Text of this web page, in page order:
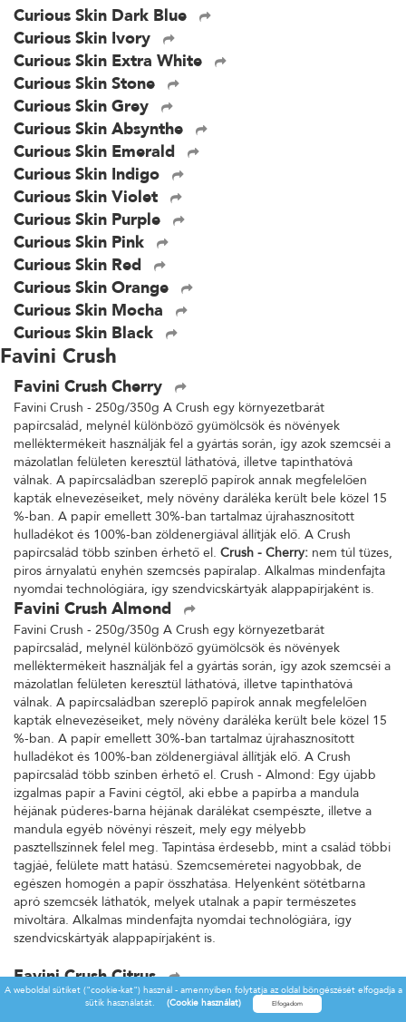
Curious Skin Dark Blue
Curious Skin Ivory
Curious Skin Extra White
Curious Skin Stone
Curious Skin Grey
Curious Skin Absynthe
Curious Skin Emerald
Curious Skin Indigo
Curious Skin Violet
Curious Skin Purple
Curious Skin Pink
Curious Skin Red
Curious Skin Orange
Curious Skin Mocha
Curious Skin Black
Favini Crush
Favini Crush Cherry
Favini Crush - 250g/350g A Crush egy környezetbarát
papírcsalád, melynél különböző gyümölcsök és növények
melléktermékeit használják fel a gyártás során, így azok szemcséi a
mázolatlan felületen keresztül láthatóvá, illetve tapinthatóvá
válnak. A papírcsaládban szereplő papírok annak megfelelően
kapták elnevezéseiket, mely növény daráléka került bele közel 15
%-ban. A papír emellett 30%-ban tartalmaz újrahasznosított
hulladékot és 100%-ban zöldenergiával állítják elő. A Crush
papírcsalád több színben érhető el. Crush - Cherry: nem túl tüzes,
piros árnyalatú enyhén szemcsés papíralap. Alkalmas mindenfajta
nyomdai technológiára, így szendvicskártyák alappapírjaként is.
Favini Crush Almond
Favini Crush - 250g/350g A Crush egy környezetbarát
papírcsalád, melynél különböző gyümölcsök és növények
melléktermékeit használják fel a gyártás során, így azok szemcséi a
mázolatlan felületen keresztül láthatóvá, illetve tapinthatóvá
válnak. A papírcsaládban szereplő papírok annak megfelelően
kapták elnevezéseiket, mely növény daráléka került bele közel 15
%-ban. A papír emellett 30%-ban tartalmaz újrahasznosított
hulladékot és 100%-ban zöldenergiával állítják elő. A Crush
papírcsalád több színben érhető el. Crush - Almond: Egy újabb
izgalmas papír a Favini cégtől, aki ebbe a papírba a mandula
héjának púderes-barna héjának darálékat csempészte, illetve a
mandula egyéb növényi részeit, mely egy mélyebb
pasztellszínnek felel meg. Tapintása érdesebb, mint a család többi
tagjáé, felülete matt hatású. Szemcseméretei nagyobbak, de
egészen homogén a papír összhatása. Helyenként sötétbarna
apró szemcsék láthatók, melyek utalnak a papír természetes
mivoltára. Alkalmas mindenfajta nyomdai technológiára, így
szendvicskártyák alappapírjaként is.
Favini Crush Citrus
Favini Crush - 250g/350g A Crush egy környezetbarát
papírcsalád, melynél különböző gyümölcsök és növények
A weboldal sütiket ("cookie-kat") használ - amennyiben folytatja az oldal böngészését elfogadja a
sütik használatát.
(Cookie használat)